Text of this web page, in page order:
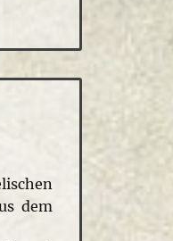
dem